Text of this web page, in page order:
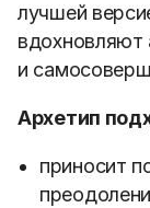
лучшей
вдохновляют
и
Архетип
приносит